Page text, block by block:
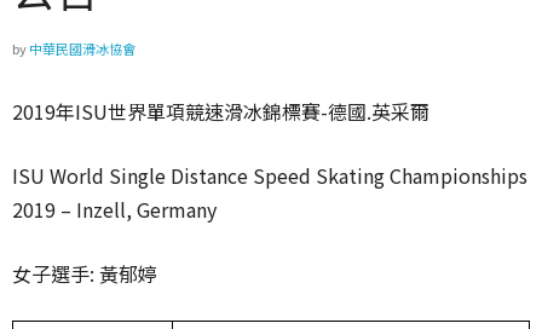
by中華民國滑冰協會
2019年ISU世界單項競速滑冰錦標賽-德國.英采爾
ISU World Single Distance Speed Skating Championships
2019 – Inzell, Germany
女子選手: 黃郁婷